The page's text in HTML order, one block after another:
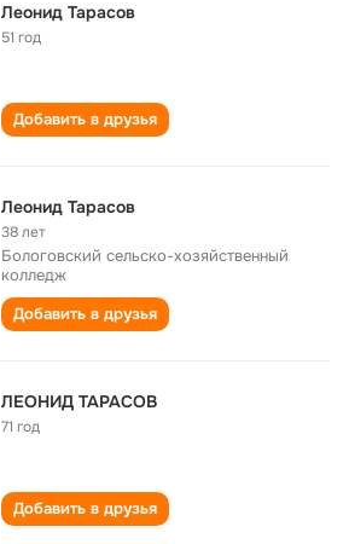
Леонид Тарасов
51 год
Добавить в друзья
Леонид Тарасов
38 лет
Бологовский сельско-хозяйственный
колледж
Добавить в друзья
ЛЕОНИД ТАРАСОВ
71 год
Добавить в друзья